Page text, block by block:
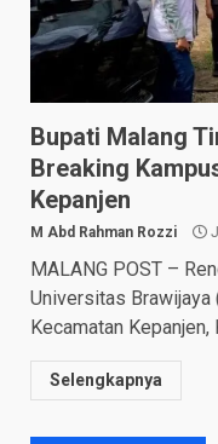
Bupati Malang
Breaking
Kepanjen
M Abd Rahman Rozzi
MALANG POST –
Universitas Brawijaya
Kecamatan Kepanjen,
Selengkapnya